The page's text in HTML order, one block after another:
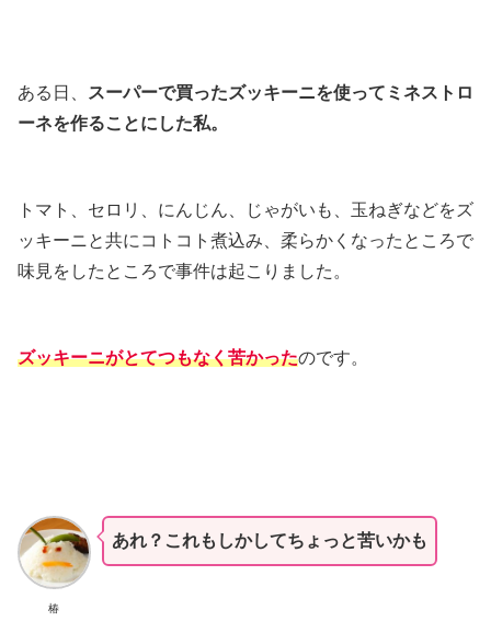
ある日、
スーパーで買ったズッキーニを使ってミネストロ
ーネを作ることにした私。
トマト、セロリ、にんじん、じゃがいも、玉ねぎなどをズ
ッキーニと共にコトコト煮込み、柔らかくなったところで
味見をしたところで事件は起こりました。
ズッキーニがとてつもなく苦かったのです。
椿
あれ？これもしかしてちょっと苦いかも